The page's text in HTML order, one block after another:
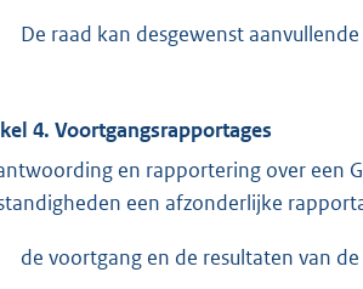
De raad kan desgewenst
4. Voortgangsrapportages
en rapportering over een
een afzonderlijke
de voortgang en de resultaten van